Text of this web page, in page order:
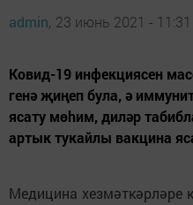
admin, 23 июнь 2021 - 11:31
Ковид-19 инфекциясен
генә җиңеп була, ә
ясату мөhим, диләр
артык тукайлы вакцина
Медицина хезмәткәрләре